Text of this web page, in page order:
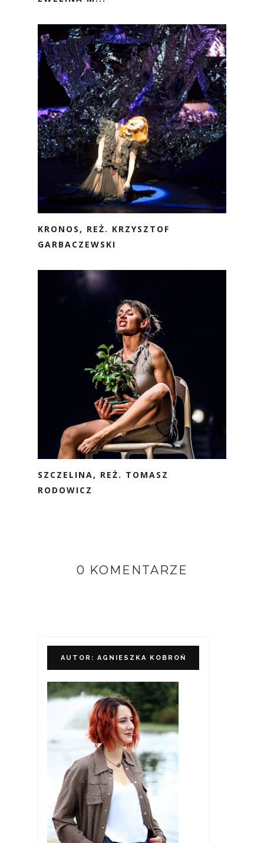
KRONOS, REŻ. KRZYSZTOF
GARBACZEWSKI
SZCZELINA, REŻ. TOMASZ
RODOWICZ
0 KOMENTARZE
AUTOR: AGNIESZKA KOBROŃ